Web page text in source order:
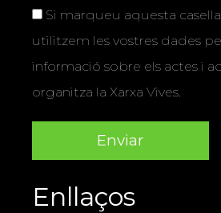
Si marqueu aquesta
utilitzem les vostres dades
informació sobre els actes i
organitza la Xarxa Vives.
Enllaços